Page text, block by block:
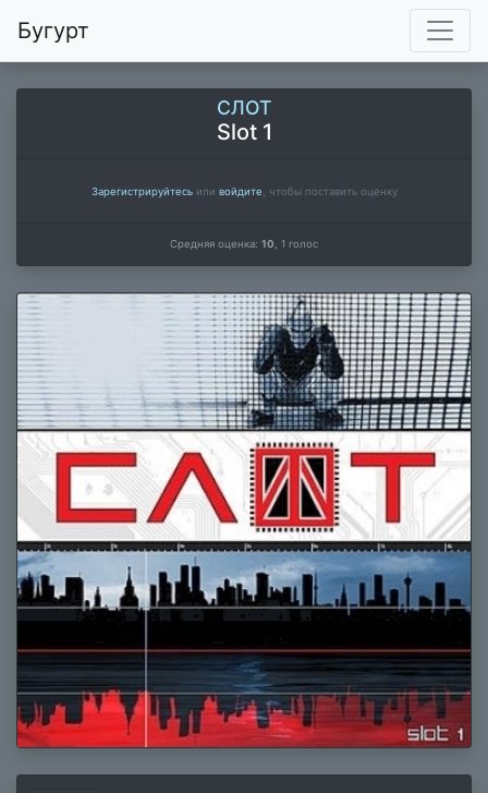
Бугурт
СЛОТ
Slot 1
Зарегистрируйтесьили войдите , чтобы поставить оценку
Средняя оценка: 10 1 голос